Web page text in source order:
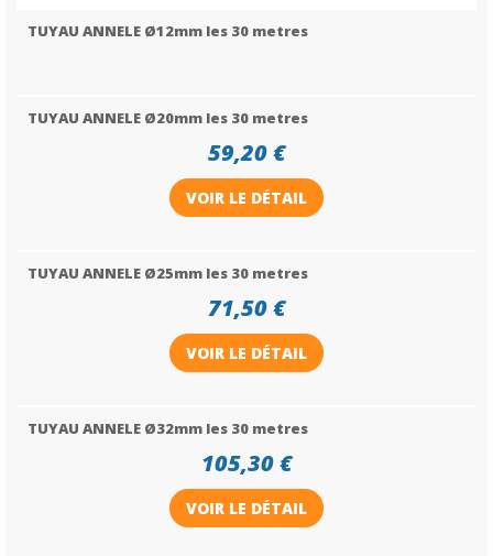
TUYAU ANNELE Ø12mm les 30 metres
TUYAU ANNELE Ø20mm les 30 metres
59,20 €
VOIR LE DÉTAIL
TUYAU ANNELE Ø25mm les 30 metres
71,50 €
VOIR LE DÉTAIL
TUYAU ANNELE Ø32mm les 30 metres
105,30 €
VOIR LE DÉTAIL